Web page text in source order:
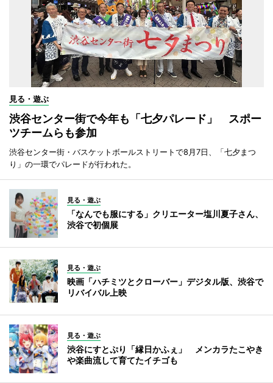
見る・遊ぶ
渋谷センター街で今年も「七夕パレード」 スポー
ツチームらも参加
渋谷センター街・バスケットボールストリートで8月7日、「七夕まつ
り」の一環でパレードが行われた。
見る・遊ぶ
「なんでも服にする」クリエーター塩川夏子さん、
渋谷で初個展
見る・遊ぶ
映画「ハチミツとクローバー」デジタル版、渋谷で
リバイバル上映
見る・遊ぶ
渋谷にすとぷり「縁日かふぇ」 メンカラたこやき
や楽曲流して育てたイチゴも